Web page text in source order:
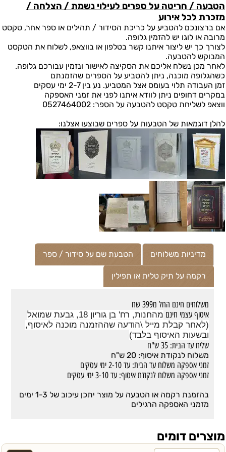
הטבעה / חריטה על ספרים לעילוי נשמת / הצלחה /
מזכרת לכל אירוע
אם ברצונכם להטביע על כריכת הסידור / תהילים או ספר אחר, טקסט
מרובה או לוגו יש להזמין גלופה.
לצורך כך יש ליצור איתנו קשר בטלפון או בווצאפ, לשלוח את הטקסט
המבוקש להטבעה.
לאחר מכן נשלח אליכם את הסקיצה לאישור ונזמין עבורכם גלופה.
כשהגלופה מוכנה, ניתן להטביע על הספרים שהזמנתם
זמן העבודה תלוי בעומס אצל המטביע. נע בין 2-7 ימי עסקים
במקרים דחופים ניתן לוודא איתנו לפני את זמני האספקה
ווצאפ לשליחת טקסט להטבעה על הספר: 0527464002
להלן דוגמאות של הטבעות על ספרים שבוצעו אצלנו:
מדיניות משלוחים הטבעת שם על סידור / ספר
רקמה על תיק טלית או תפילין
משלוחים חינם החל מ399 שח
איסוף עצמי חינם
מהחנות, רח' בן גוריון 18, גבעת שמואל
(לאחר קבלת מייל \הודעה שההזמנה מוכנה לאיסוף,
ובשעות האיסוף בלבד)
שליח עד הבית: 35 ש"ח
משלוח לנקודת איסוף: 20 ש"ח
זמני אספקה משלוח עד הבית: עד 2-10 ימי עסקים
זמני אספקה משלוח לנקודת איסוף: עד 3-10 ימי עסקים
בהזמנת רקמה או הטבעה על מוצר יתכן עיכוב של 1-3 ימים
מזמני האספקה הרגילים
מוצרים דומים